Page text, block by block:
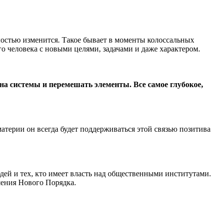
изменится. Такое бывает в моменты колоссальных
человека с новыми целями, задачами и даже характером.
системы и перемешать элементы. Все самое глубокое,
он всегда будет поддерживаться этой связью позитива
и тех, кто имеет власть над общественными институтами.
Нового Порядка.